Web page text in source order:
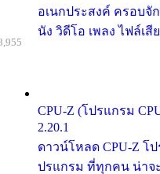
อเนกประสงค์ ครอบจั
นัง วิดีโอ เพลง ไฟล์เสี
CPU-Z (โปรแกรม
2.20.1
ดาวน์โหลด CPU-Z โ
ปรแกรม ที่ทุกคน น่าจะ